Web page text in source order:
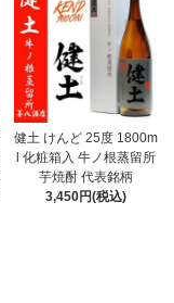
健土 けんど 25度 1800m
l 化粧箱入 牛ノ根蒸留所
芋焼酎 代表銘柄
3,450円(税込)